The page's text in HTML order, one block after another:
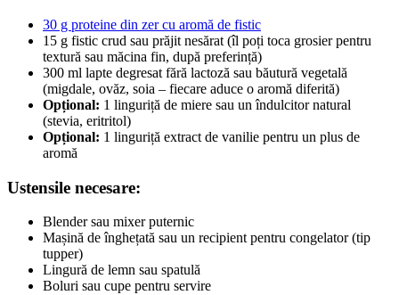
30 g proteine din zer cu aromă de fistic
15 g fistic crud sau prăjit nesărat (îl poți toca grosier pentru
textură sau măcina fin, după preferință)
300 ml lapte degresat fără lactoză sau băutură vegetală
(migdale, ovăz, soia – fiecare aduce o aromă diferită)
Opțional: 1 linguriță de miere sau un îndulcitor natural
(stevia, eritritol)
Opțional: 1 linguriță extract de vanilie pentru un plus de
aromă
Ustensile necesare:
Blender sau mixer puternic
Mașină de înghețată sau un recipient pentru congelator (tip
tupper)
Lingură de lemn sau spatulă
Boluri sau cupe pentru servire